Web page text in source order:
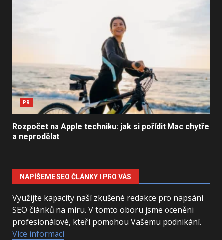
PR
Rozpočet na Apple techniku: jak si pořídit Mac chytře
a neprodělat
NAPÍŠEME SEO ČLÁNKY I PRO VÁS
Využijte kapacity naší zkušené redakce pro napsání
SEO článků na míru. V tomto oboru jsme oceněni
profesionálové, kteří pomohou Vašemu podnikání.
Více informací